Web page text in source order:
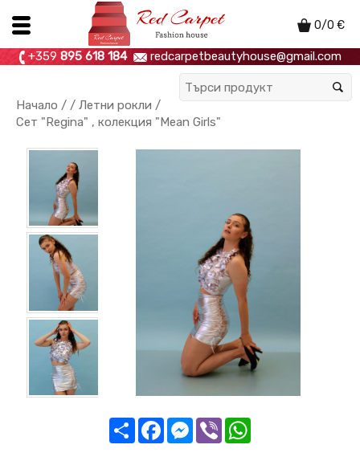
0/0 €
+359 895 618 184 redcarpetbeautyhouse@gmail.com
Начало / / Летни рокли /
Сет "Regina" , колекция "Mean Girls"
ShareFacebookMessenger
Viber